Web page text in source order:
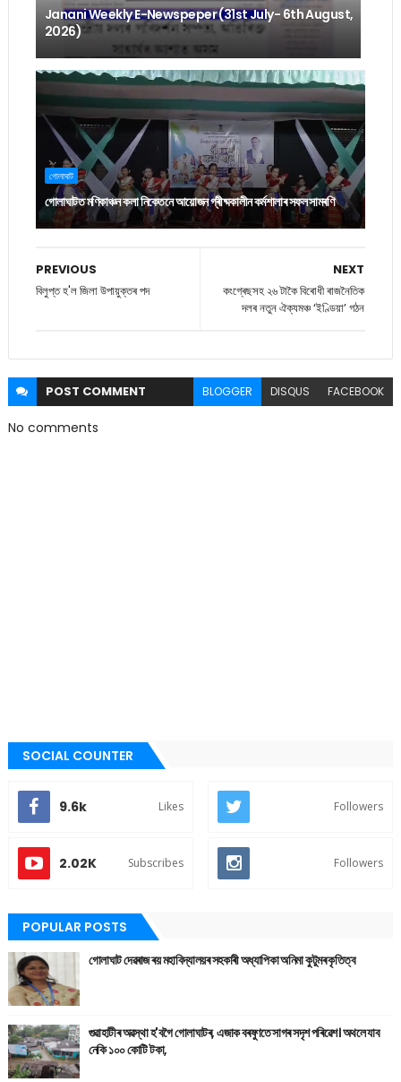
Janani Weekly E-Newspeper (31st July- 6th August,
2026)
গোলাঘাট
গোলাঘাটত মণিকাঞ্চন কলা নিকেতনে আয়োজন গ্ৰীষ্মকালীন কৰ্মশালাৰ সফল সামৰণি
NEXT
কংগ্ৰেছসহ ২৬ টাকৈ বিৰোধী ৰাজনৈতিক
দলৰ নতুন ঐক্যমঞ্চ ‘ইণ্ডিয়া’ গঠন
PREVIOUS
বিলুপ্ত হ'ল জিলা উপায়ুক্তৰ পদ
POST COMMENT BLOGGER DISQUS FACEBOOK
No comments
SOCIAL COUNTER
9.6k Likes Followers
2.02K Subscribes Followers
POPULAR POSTS
গোলাঘাট দেৱৰাজ ৰয় মহাবিদ্যালয়ৰ সহকাৰী অধ্যাপিকা অনিমা কুটুমৰ কৃতিত্ব
গুৱাহাটীৰ অৱস্থা হ'বগৈ গোলাঘাটৰ, এজাক বৰষুণতে সাগৰ সদৃশ পৰিৱেশ। অথলে যাব
নেকি ১০০ কোটি টকা,